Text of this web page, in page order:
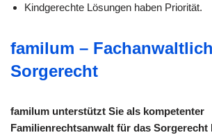
Kindgerechte Lösungen haben Priorität.
familum –
Sorgerecht
familum unterstützt Sie als kompetenter
Familienrechtsanwalt für das Sorgerecht